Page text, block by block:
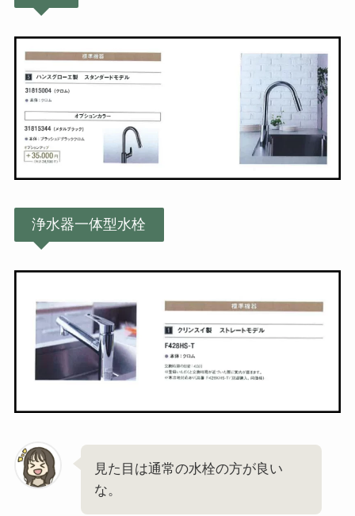
浄水器一体型水栓
見た目は通常の水栓の方が良い
な。